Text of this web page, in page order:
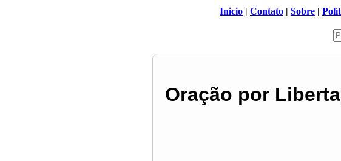
Inicio | Contato | Sobre |
Oração por